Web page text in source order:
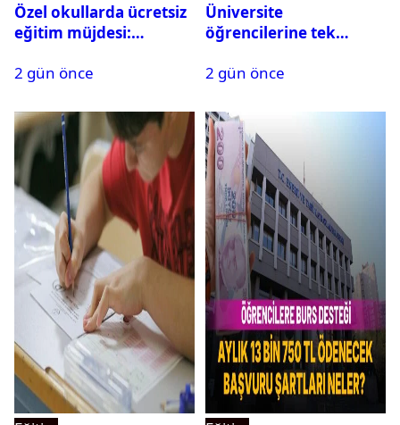
Özel okullarda ücretsiz
eğitim müjdesi:
başladı
2 gün önce
Üniversite
öğrencilerine tek
60 bin liraya kadar burs
2 gün önce